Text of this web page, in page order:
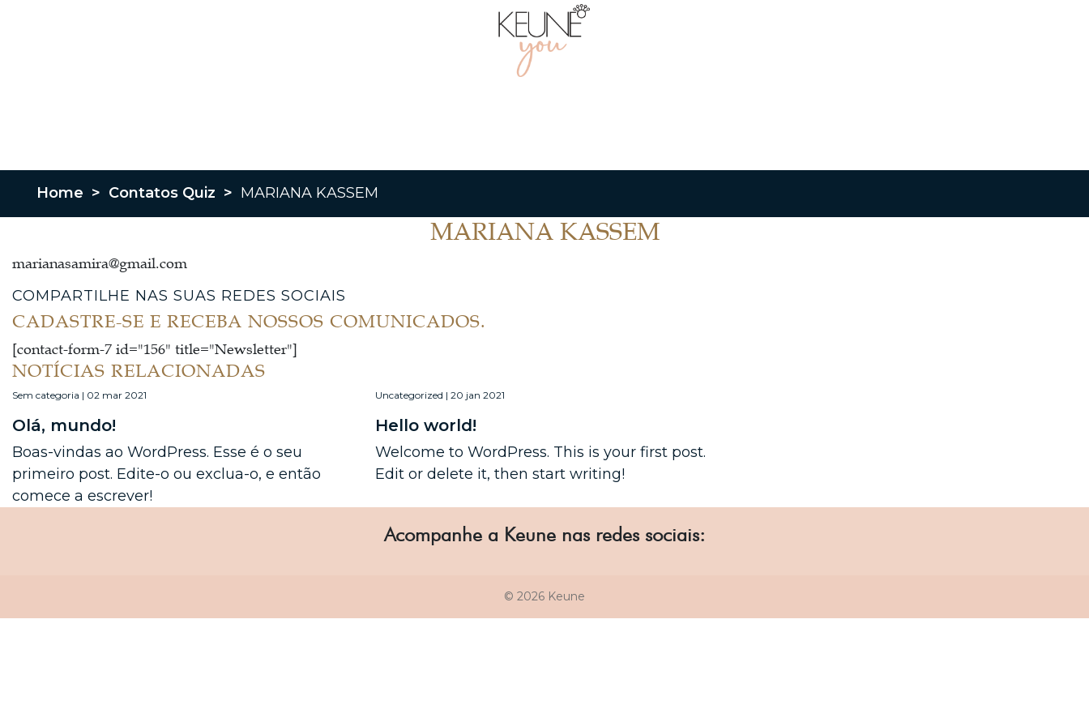
Home > Contatos Quiz > MARIANA KASSEM
MARIANA KASSEM
marianasamira@gmail.com
COMPARTILHE NAS SUAS REDES SOCIAIS
CADASTRE-SE E RECEBA NOSSOS COMUNICADOS.
[contact-form-7 id="156" title="Newsletter"]
NOTÍCIAS RELACIONADAS
Sem categoria | 02 mar 2021
Olá, mundo!
Boas-vindas ao WordPress. Esse é o seu
primeiro post. Edite-o ou exclua-o, e então
comece a escrever!
Uncategorized | 20 jan 2021
Hello world!
Welcome to WordPress. This is your first post.
Edit or delete it, then start writing!
Acompanhe a Keune nas redes sociais:
© 2026 Keune